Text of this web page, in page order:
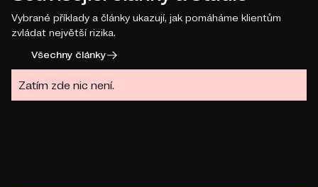
Vybrané příklady a články ukazují, jak pomáháme klientům
zvládat největší rizika.
Všechny články
Zatím zde nic není.